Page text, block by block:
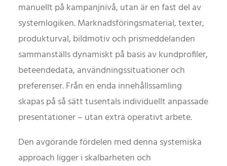
manuellt på kampanjnivå, utan är en fast del av
systemlogiken. Marknadsföringsmaterial, texter,
produkturval, bildmotiv och prismeddelanden
sammanställs dynamiskt på basis av kundprofiler,
beteendedata, användningssituationer och
preferenser. Från en enda innehållssamling
skapas på så sätt tusentals individuellt anpassade
presentationer – utan extra operativt arbete.
Den avgörande fördelen med denna systemiska
approach ligger i skalbarheten och